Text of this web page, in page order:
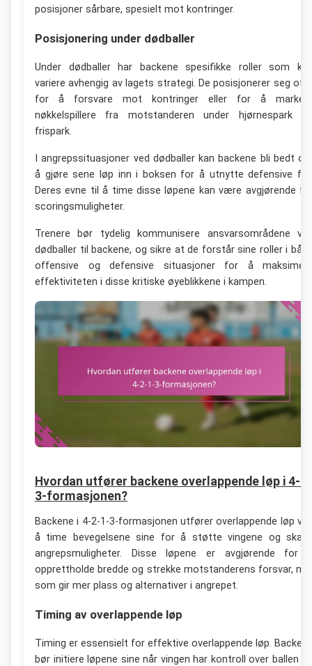
posisjoner sårbare, spesielt mot kontringer.
Posisjonering under dødballer
Under dødballer har backene spesifikke roller som
variere avhengig av lagets strategi. De posisjonerer seg
for å forsvare mot kontringer eller for å
nøkkelspillere fra motstanderen under hjørnespark
frispark.
I angrepssituasjoner ved dødballer kan backene bli bedt
å gjøre sene løp inn i boksen for å utnytte defensive
Deres evne til å time disse løpene kan være avgjørende
scoringsmuligheter.
Trenere bør tydelig kommunisere ansvarsområdene
dødballer til backene, og sikre at de forstår sine roller i
offensive og defensive situasjoner for å
effektiviteten i disse kritiske øyeblikkene i kampen.
Hvordan utfører backene overlappende løp i 4-
3-formasjonen?
Backene i 4-2-1-3-formasjonen utfører overlappende løp
å time bevegelsene sine for å støtte vingene og
angrepsmuligheter. Disse løpene er avgjørende for
opprettholde bredde og strekke motstanderens forsvar,
som gir mer plass og alternativer i angrepet.
Timing av overlappende løp
Timing er essensielt for effektive overlappende løp.
bør initiere løpene sine når vingen har kontroll over ballen